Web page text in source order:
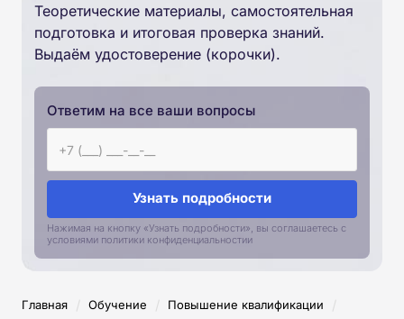
Теоретические материалы, самостоятельная
подготовка и итоговая проверка знаний.
Выдаём удостоверение (корочки).
Ответим на все ваши вопросы
Узнать подробности
Нажимая на кнопку «Узнать подробности», вы соглашаетесь с
условиями политики конфиденциальностии
Главная / Обучение / Повышение квалификации /